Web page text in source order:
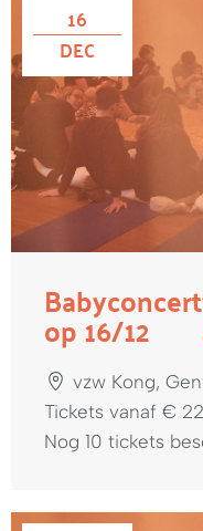
16
DEC
Babyconcert
op 16/12
vzw Kong,
Tickets vanaf €
Nog 10 tickets